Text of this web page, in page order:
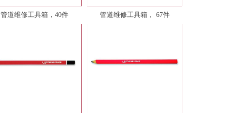
管道维修工具箱，40件 管道维修工具箱， 67件